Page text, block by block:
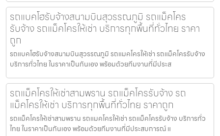
รถแบคโฮรับจ้างสนามบินสุวรรณภูมิ รถแม็คโคร
รับจ้าง รถแม็คโครให้เช่า บริการทุกพื้นที่ทั่วไทย ราคา
ถูก
รถแบคโฮรับจ้างสนามบินสุวรรณภูมิ รถแมคโครให้เช่า รถแม็คโครรับจ้าง
บริการทั่วไทย ในราคาเป็นกันเอง พร้อมด้วยทีมงานที่มีประส
รถแม็คโครให้เช่าสามพราน รถแม็คโครรับจ้าง รถ
แม็คโครให้เช่า บริการทุกพื้นที่ทั่วไทย ราคาถูก
รถแม็คโครให้เช่าสามพราน รถแมคโครให้เช่า รถแม็คโครรับจ้าง บริการทั่ว
ไทย ในราคาเป็นกันเอง พร้อมด้วยทีมงานที่มีประสบการณ์ แ